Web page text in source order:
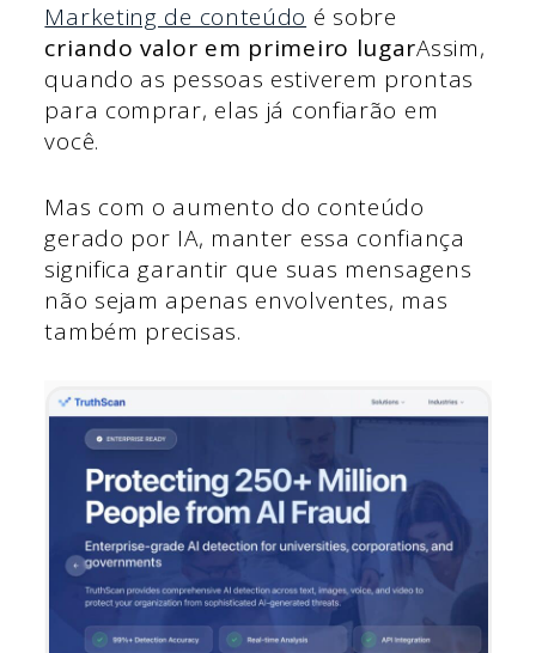
Marketing de conteúdo é sobre
criando valor em primeiro lugarAssim,
quando as pessoas estiverem prontas
para comprar, elas já confiarão em
você.
Mas com o aumento do conteúdo
gerado por IA, manter essa confiança
significa garantir que suas mensagens
não sejam apenas envolventes, mas
também precisas.